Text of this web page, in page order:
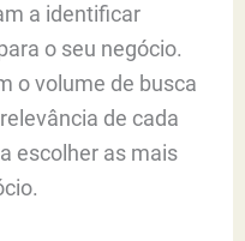
a identificar
o seu negócio.
o volume de busca
de cada
escolher as mais